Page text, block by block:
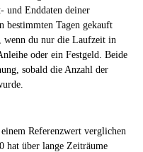
und Enddaten deiner
bestimmten Tagen gekauft
du nur die Laufzeit in
oder ein Festgeld. Beide
sobald die Anzahl der
Referenzwert verglichen
hat über lange Zeiträume